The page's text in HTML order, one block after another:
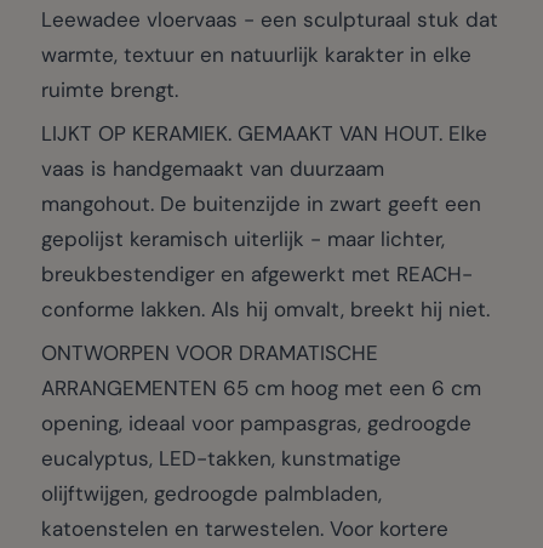
Leewadee vloervaas - een sculpturaal stuk dat
warmte, textuur en natuurlijk karakter in elke
ruimte brengt.
LIJKT OP KERAMIEK. GEMAAKT VAN HOUT. Elke
vaas is handgemaakt van duurzaam
mangohout. De buitenzijde in zwart geeft een
gepolijst keramisch uiterlijk - maar lichter,
breukbestendiger en afgewerkt met REACH-
conforme lakken. Als hij omvalt, breekt hij niet.
ONTWORPEN VOOR DRAMATISCHE
ARRANGEMENTEN 65 cm hoog met een 6 cm
opening, ideaal voor pampasgras, gedroogde
eucalyptus, LED-takken, kunstmatige
olijftwijgen, gedroogde palmbladen,
katoenstelen en tarwestelen. Voor kortere